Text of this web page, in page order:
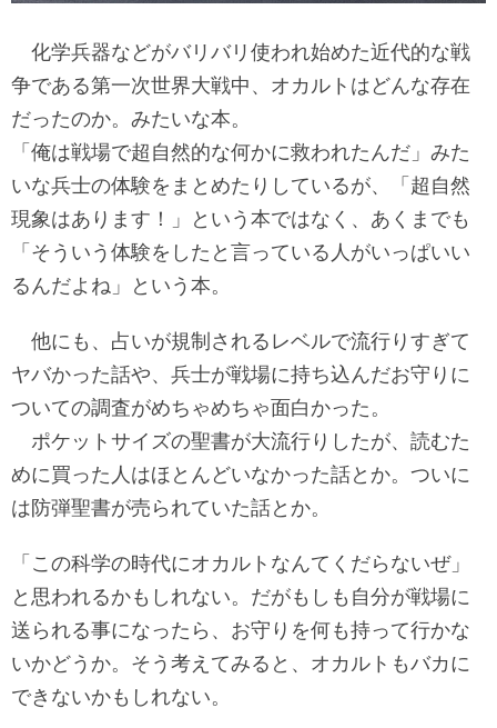
化学兵器などがバリバリ使われ始めた近代的な戦
争である第一次世界大戦中、オカルトはどんな存在
だったのか。みたいな本。
「俺は戦場で超自然的な何かに救われたんだ」みた
いな兵士の体験をまとめたりしているが、「超自然
現象はあります！」という本ではなく、あくまでも
「そういう体験をしたと言っている人がいっぱいい
るんだよね」という本。
他にも、占いが規制されるレベルで流行りすぎて
ヤバかった話や、兵士が戦場に持ち込んだお守りに
ついての調査がめちゃめちゃ面白かった。
ポケットサイズの聖書が大流行りしたが、読むた
めに買った人はほとんどいなかった話とか。ついに
は防弾聖書が売られていた話とか。
「この科学の時代にオカルトなんてくだらないぜ」
と思われるかもしれない。だがもしも自分が戦場に
送られる事になったら、お守りを何も持って行かな
いかどうか。そう考えてみると、オカルトもバカに
できないかもしれない。